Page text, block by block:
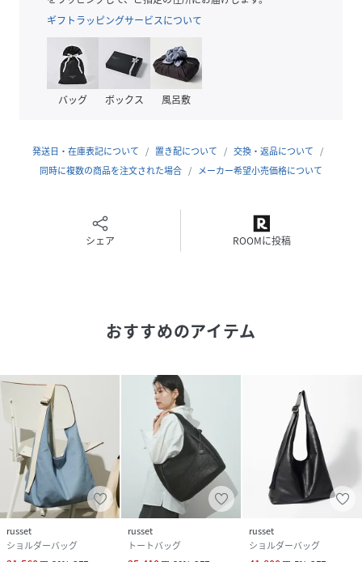
・ペットボトルポケット付きで、実用性も◎
・ナイロンベルトは長さ調整が可能で、ワンショルダー／斜
め掛けどちらにも対応
・マグネットを閉じたままでもアクセスしやすい内装構造
・PVC加工がされており、軽い雨や汚れにも対応
・軽やかで涼しげな質感で、季節問わず活躍
・内装：オープンポケット×3（うち1か所は側面ペットボト
ルポケット）、ファスナーポケット×1
ュアルさを程よく中和し、上品な抜け感を演出。シーズンレ
【注意事項】
・濡れた際は、軽く振って水分を落とし、乾いたタオルで優
しく水分をとり
干して下さい。
・雨の日の使用や濃色のお洋服との組み合わせにはご注意く
ださい。
・直射日光を長時間受けますと変色の恐れがあります。
・保管の際には他のものと長期的な接触にご注意下さい。移
染が起こる可能性があります。
ギフトラッピングサービスについて
バッグ ボックス 風呂敷
発送日・在庫表記について 置き配について
交換・返品について
同時に複数の商品を注文された場合
メーカー希望小売価格について
シェア ROOMに投稿
おすすめのアイテム
russet
ショルダーバッグ
russet
トートバッグ
russet
ショルダーバッグ